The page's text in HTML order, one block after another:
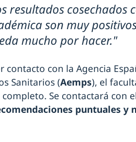
resultados cosechados
son muy
mucho por hacer."
contacto con la Agencia
Sanitarios (Aemps), el
Se contactará con
puntuales y